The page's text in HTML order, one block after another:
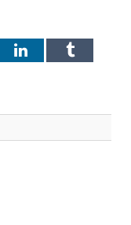
LinkedInTumblr